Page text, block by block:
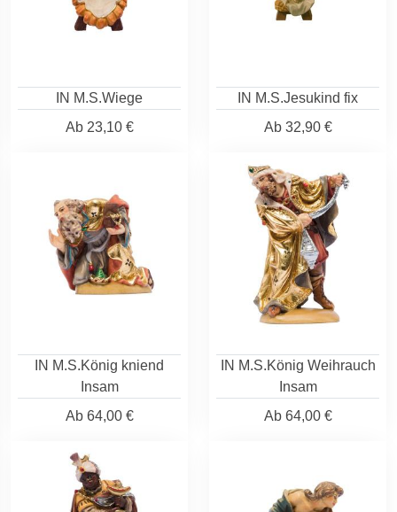
IN M.S.Wiege
Ab23,10 €
IN M.S.Jesukind fix
Ab32,90 €
IN M.S.König kniend
Insam
Ab64,00 €
IN M.S.König Weihrauch
Insam
Ab64,00 €